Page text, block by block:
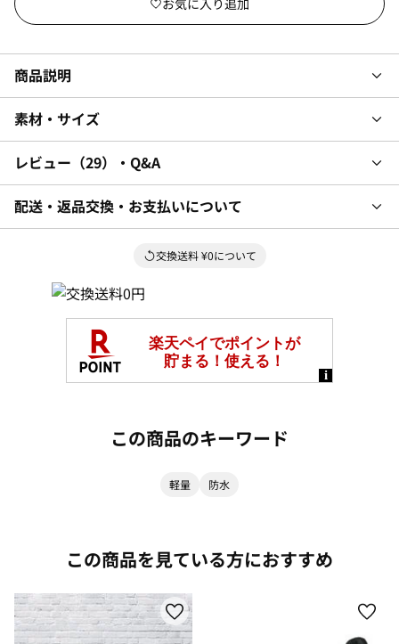
商品説明
素材・サイズ
レビュー 29 ・Q&A
配送・返品交換・お支払いについて
交換送料 ¥0について
この商品のキーワード
軽量 防水
この商品を見ている方におすすめ